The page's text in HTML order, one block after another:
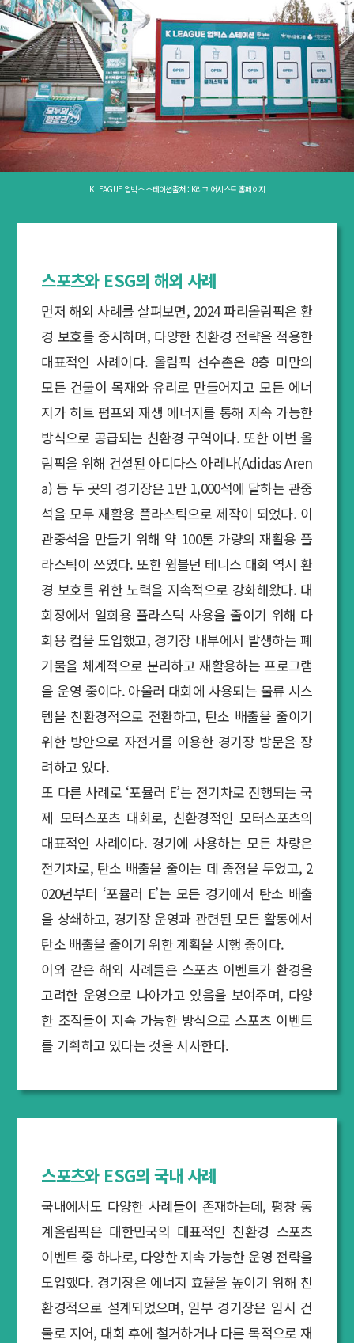
K LEAGUE 업박스 스테이션출처 : K리그 어시스트 홈페이지
스포츠와 ESG의 해외 사례
먼저 해외 사례를 살펴보면, 2024 파리올림픽은 환
경 보호를 중시하며, 다양한 친환경 전략을 적용한
대표적인 사례이다. 올림픽 선수촌은 8층 미만의
모든 건물이 목재와 유리로 만들어지고 모든 에너
지가 히트 펌프와 재생 에너지를 통해 지속 가능한
방식으로 공급되는 친환경 구역이다. 또한 이번 올
림픽을 위해 건설된 아디다스 아레나(Adidas Aren
a) 등 두 곳의 경기장은 1만 1,000석에 달하는 관중
석을 모두 재활용 플라스틱으로 제작이 되었다. 이
관중석을 만들기 위해 약 100톤 가량의 재활용 플
라스틱이 쓰였다. 또한 윔블던 테니스 대회 역시 환
경 보호를 위한 노력을 지속적으로 강화해왔다. 대
회장에서 일회용 플라스틱 사용을 줄이기 위해 다
회용 컵을 도입했고, 경기장 내부에서 발생하는 폐
기물을 체계적으로 분리하고 재활용하는 프로그램
을 운영 중이다. 아울러 대회에 사용되는 물류 시스
템을 친환경적으로 전환하고, 탄소 배출을 줄이기
위한 방안으로 자전거를 이용한 경기장 방문을 장
려하고 있다.
또 다른 사례로 ‘포뮬러 E’는 전기차로 진행되는 국
제 모터스포츠 대회로, 친환경적인 모터스포츠의
대표적인 사례이다. 경기에 사용하는 모든 차량은
전기차로, 탄소 배출을 줄이는 데 중점을 두었고, 2
020년부터 ‘포뮬러 E’는 모든 경기에서 탄소 배출
을 상쇄하고, 경기장 운영과 관련된 모든 활동에서
탄소 배출을 줄이기 위한 계획을 시행 중이다.
이와 같은 해외 사례들은 스포츠 이벤트가 환경을
고려한 운영으로 나아가고 있음을 보여주며, 다양
한 조직들이 지속 가능한 방식으로 스포츠 이벤트
를 기획하고 있다는 것을 시사한다.
스포츠와 ESG의 국내 사례
국내에서도 다양한 사례들이 존재하는데, 평창 동
계올림픽은 대한민국의 대표적인 친환경 스포츠
이벤트 중 하나로, 다양한 지속 가능한 운영 전략을
도입했다. 경기장은 에너지 효율을 높이기 위해 친
환경적으로 설계되었으며, 일부 경기장은 임시 건
물로 지어, 대회 후에 철거하거나 다른 목적으로 재